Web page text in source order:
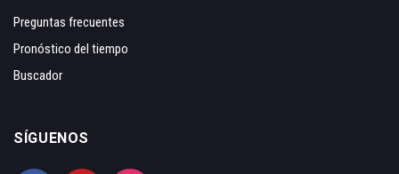
Preguntas frecuentes
Pronóstico del tiempo
Buscador
SÍGUENOS